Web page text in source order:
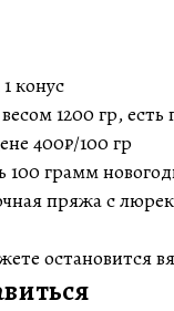
конус
1200 гр,
400₽/100 гр
100 грамм
пряжа с
остановится